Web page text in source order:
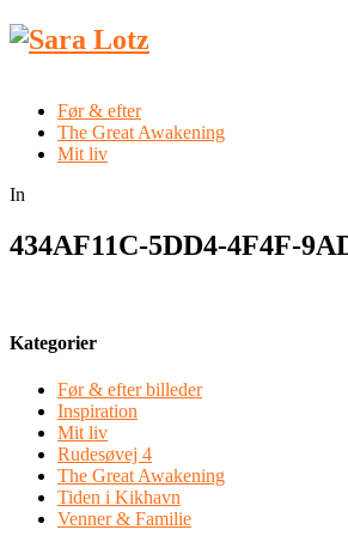
Før & efter
The Great Awakening
Mit liv
In
434AF11C-5DD4-4F4F-
Kategorier
Før & efter billeder
Inspiration
Mit liv
Rudesøvej 4
The Great Awakening
Tiden i Kikhavn
Venner & Familie